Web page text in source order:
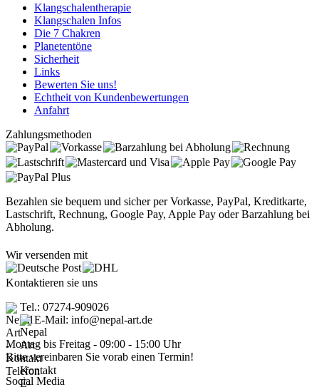
Klangschalentherapie
Klangschalen Infos
Die 7 Chakren
Planetentöne
Sicherheit
Links
Bewerten Sie uns!
Echtheit von Kundenbewertungen
Anfahrt
Zahlungsmethoden
Bezahlen sie bequem und sicher per Vorkasse, PayPal, Kreditkarte,
Lastschrift, Rechnung, Google Pay, Apple Pay oder Barzahlung bei
Abholung.
Wir versenden mit
Kontaktieren sie uns
Tel.: 07274-909026
E-Mail: info@nepal-art.de
Montag bis Freitag - 09:00 - 15:00 Uhr
Bitte vereinbaren Sie vorab einen Termin!
Social Media